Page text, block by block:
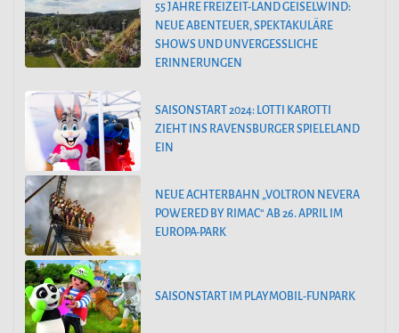
55 JAHRE FREIZEIT-LAND GEISELWIND:
NEUE ABENTEUER, SPEKTAKULÄRE
SHOWS UND UNVERGESSLICHE
ERINNERUNGEN
SAISONSTART 2024: LOTTI KAROTTI
ZIEHT INS RAVENSBURGER SPIELELAND
EIN
NEUE ACHTERBAHN „VOLTRON NEVERA
POWERED BY RIMAC“ AB 26. APRIL IM
EUROPA-PARK
SAISONSTART IM PLAYMOBIL-FUNPARK